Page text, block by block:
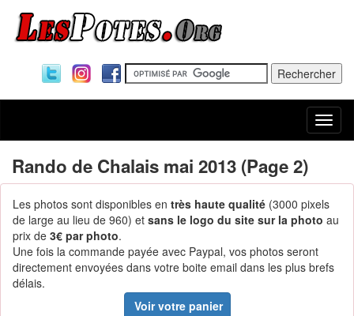
Rando de Chalais mai 2013 (Page 2)
Les photos sont disponibles en très haute qualité (3000 pixels
de large au lieu de 960) et sans le logo du site sur la photo au
prix de 3€ par photo.
Une fois la commande payée avec Paypal, vos photos seront
directement envoyées dans votre boite email dans les plus brefs
délais.